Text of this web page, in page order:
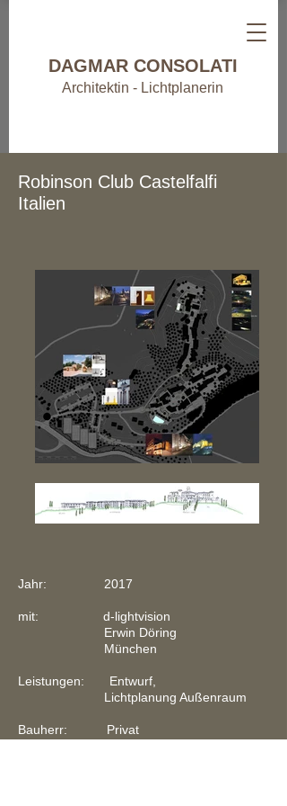
DAGMAR CONSOLATI
Architektin - Lichtplanerin
Robinson Club Castelfalfi
Italien
Jahr: 2017
mit: d-lightvision
Erwin Döring
München
Leistungen: Entwurf,
Lichtplanung Außenraum
Bauherr: Privat